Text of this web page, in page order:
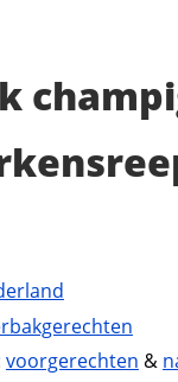
voorgerechten &